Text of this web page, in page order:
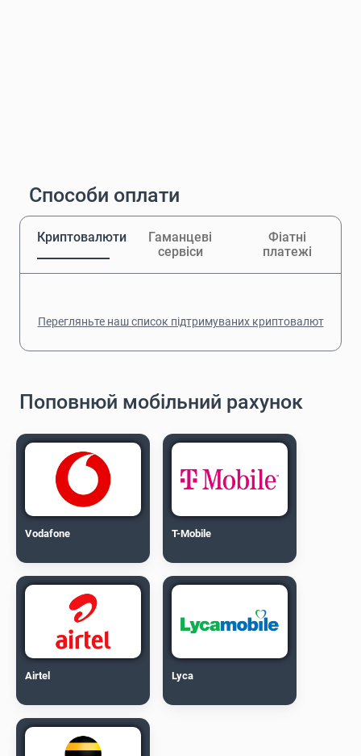
Способи оплати
Криптовалюти
Гаманцеві
сервіси
Фіатні
платежі
Перегляньте наш список підтримуваних криптовалют
Поповнюй мобільний рахунок
Vodafone T-Mobile
Airtel Lyca